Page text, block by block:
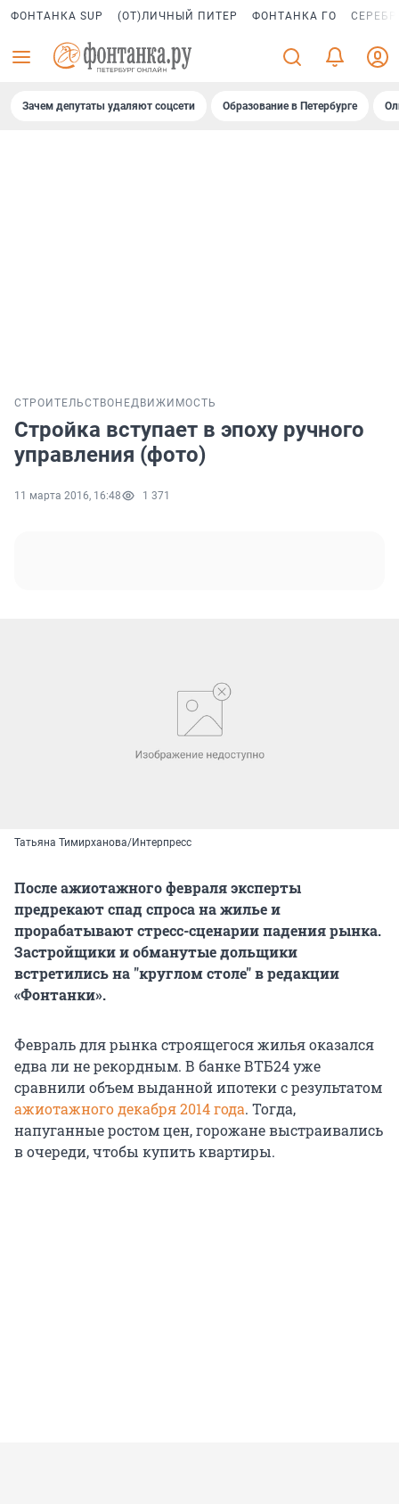
ФОНТАНКА SUP (ОТ)ЛИЧНЫЙ ПИТЕР ФОНТАНКА ГО
Зачем депутаты удаляют соцсети Образование в Петербурге
СТРОИТЕЛЬСТВО НЕДВИЖИМОСТЬ
Стройка вступает в эпоху ручного
управления (фото)
11 марта 2016, 16:48 1 371
Татьяна Тимирханова/Интерпресс
После ажиотажного февраля эксперты
предрекают спад спроса на жилье и
прорабатывают стресс-сценарии падения рынка.
Застройщики и обманутые дольщики
встретились на "круглом столе" в редакции
«Фонтанки».
Февраль для рынка строящегося жилья оказался
едва ли не рекордным. В банке ВТБ24 уже
сравнили объем выданной ипотеки с результатом
ажиотажного декабря 2014 года. Тогда,
напуганные ростом цен, горожане выстраивались
в очереди, чтобы купить квартиры.